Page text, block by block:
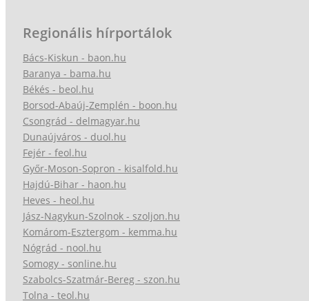
Regionális hírportálok
Bács-Kiskun - baon.hu
Baranya - bama.hu
Békés - beol.hu
Borsod-Abaúj-Zemplén - boon.hu
Csongrád - delmagyar.hu
Dunaújváros - duol.hu
Fejér - feol.hu
Győr-Moson-Sopron - kisalfold.hu
Hajdú-Bihar - haon.hu
Heves - heol.hu
Jász-Nagykun-Szolnok - szoljon.hu
Komárom-Esztergom - kemma.hu
Nógrád - nool.hu
Somogy - sonline.hu
Szabolcs-Szatmár-Bereg - szon.hu
Tolna - teol.hu